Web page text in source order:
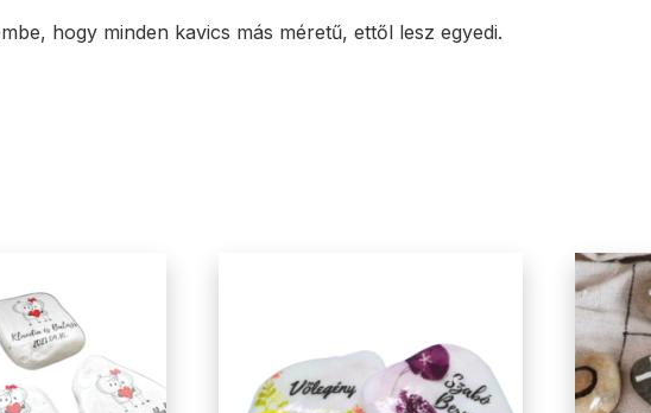
hogy minden kavics más méretű, ettől lesz egyedi.